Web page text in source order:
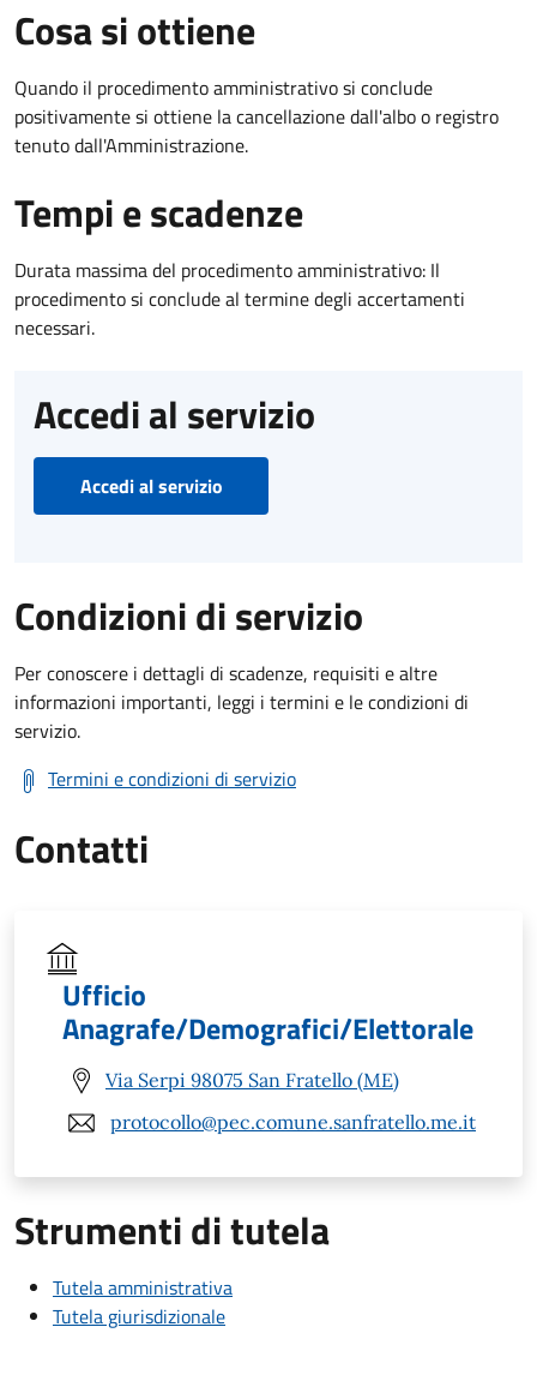
Cosa si ottiene
Quando il procedimento amministrativo si conclude
positivamente si ottiene la cancellazione dall'albo o registro
tenuto dall'Amministrazione.
Tempi e scadenze
Durata massima del procedimento amministrativo: Il
procedimento si conclude al termine degli accertamenti
necessari.
Accedi al servizio
Accedi al servizio
Condizioni di servizio
Per conoscere i dettagli di scadenze, requisiti e altre
informazioni importanti, leggi i termini e le condizioni di
servizio.
Termini e condizioni di servizio
Contatti
Ufficio
Anagrafe/Demografici/Elettorale
Via Serpi 98075 San Fratello (ME)
protocollo@pec.comune.sanfratello.me.it
Strumenti di tutela
Tutela amministrativa
Tutela giurisdizionale